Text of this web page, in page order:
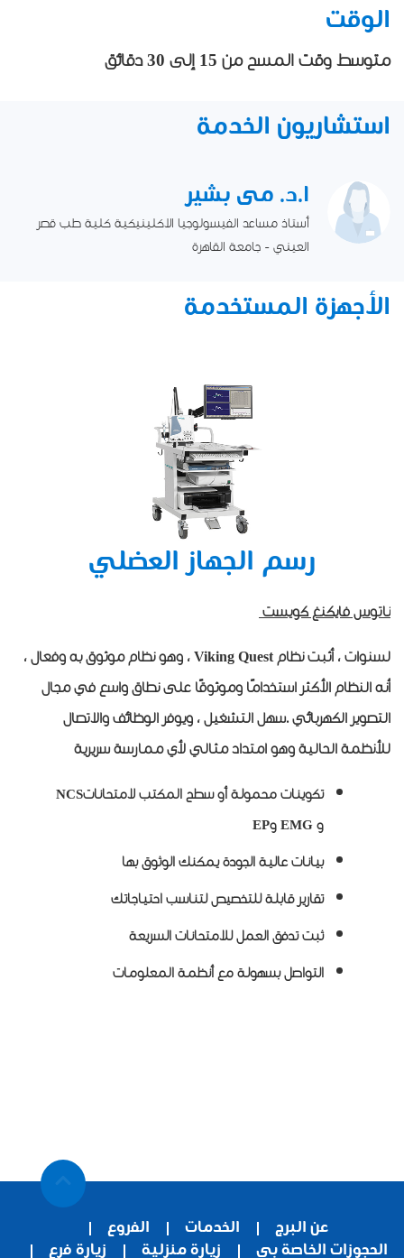
الوقت
متوسط ​​وقت المسح من 15 إلى 30 دقائق
استشاريون الخدمة
ا.د. مى بشير
أستاذ مساعد الفيسولوجيا الاكلينيكية كلية طب قصر
العيني - جامعة القاهرة
الأجهزة المستخدمة
رسم الجهاز العضلي
ناتوس فايكنغ كويست
لسنوات ، أثبت نظامViking Quest، وهو نظام موثوق به وفعال ،
أنه النظام الأكثر استخدامًا وموثوقًا على نطاق واسع في مجال
التصوير الكهربائي.سهل التشغيل ، ويوفر الوظائف والاتصال
للأنظمة الحالية وهو امتداد مثالي لأي ممارسة سريرية
تكوينات محمولة أو سطح المكتب لامتحاناتNCS
وEMGوEP
بيانات عالية الجودة يمكنك الوثوق بها
تقارير قابلة للتخصيص لتناسب احتياجاتك
ثبتتدفق العملللامتحانات السريعة
التواصل بسهولة مع أنظمة المعلومات
عن البرج الخدمات
الفروع
الحجوزات الخاصة بى
زيارة منزلية زيارة فرع